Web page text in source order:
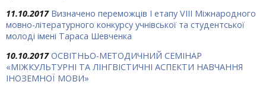
11.10.2017 Визначено переможців І етапу VIII Міжнародного
мовно-літературного конкурсу учнівської та студентської
молоді імені Тараса Шевченка
10.10.2017 ОСВІТНЬО-МЕТОДИЧНИЙ СЕМІНАР
«МІЖКУЛЬТУРНІ ТА ЛІНГВІСТИЧНІ АСПЕКТИ НАВЧАННЯ
ІНОЗЕМНОЇ МОВИ»